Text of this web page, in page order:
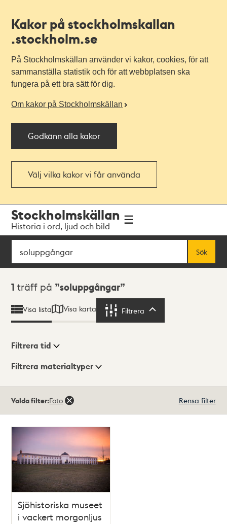
Kakor på stockholmskallan
.stockholm.se
På Stockholmskällan använder vi kakor, cookies, för att
sammanställa statistik och för att webbplatsen ska
fungera på ett bra sätt för dig.
Om kakor på Stockholmskällan
Godkänn alla kakor
Välj vilka kakor vi får använda
navigationen
huvudinnehållet
Stockholmskällan
Historia i ord, ljud och bild
Sök
Sök
Sökresultat
1 träff på soluppgångar
Visa lista Visa karta Filtrera
Visningsläge
Filtrera tid
Filtrera materialtyper
träffar
Valda filter:Foto Rensa filter
Sjöhistoriska museet
i vackert morgonljus